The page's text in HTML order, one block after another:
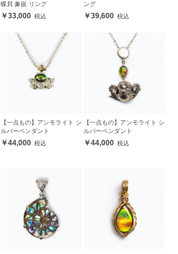
蝶貝 象嵌 リング
33,000
ング
39,600
【一点もの】アンモライト シ
ルバーペンダント
44,000
【一点もの】アンモライト シ
ルバーペンダント
44,000